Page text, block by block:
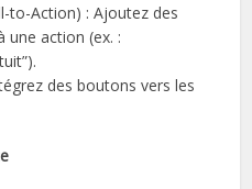
to-Action) : Ajoutez des
une action (ex. :
des boutons vers les